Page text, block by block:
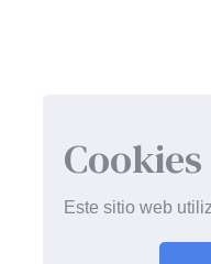
Cookies
Este sitio web